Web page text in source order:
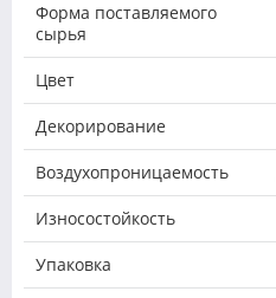
Форма поставляемого
сырья
Цвет
Декорирование
Воздухопроницаемость
Износостойкость
Упаковка